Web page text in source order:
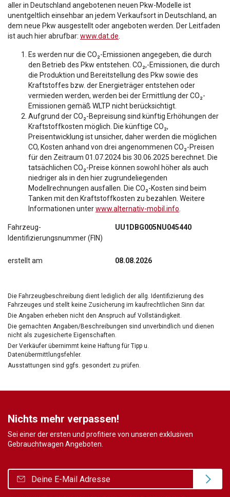
aller in Deutschland angebotenen neuen Pkw-Modelle ist
unentgeltlich einsehbar an jedem Verkaufsort in Deutschland, an
dem neue Pkw ausgestellt oder angeboten werden. Der Leitfaden
ist auch hier abrufbar: www.dat.de.
Es werden nur die CO₂-Emissionen angegeben, die durch
den Betrieb des Pkw entstehen. CO₂,-Emissionen, die durch
die Produktion und Bereitstellung des Pkw sowie des
Kraftstoffes bzw. der Energieträger entstehen oder
vermieden werden, werden bei der Ermittlung der CO₂-
Emissionen gemäß WLTP nicht berücksichtigt.
Aufgrund der CO₂-Bepreisung sind künftig Erhöhungen der
Kraftstoffkosten möglich. Die künftige CO₂,
Preisentwicklung ist unsicher, daher werden die möglichen
CO, Kosten anhand von drei angenommenen CO₂-Preisen
für den Zeitraum 01.07.2024 bis 30.06.2025 berechnet. Die
tatsächlichen CO₂-Preise können sowohl höher als auch
niedriger als in den hier zugrundeliegenden
Modellrechnungen ausfallen. Die CO₂-Kosten sind beim
Tanken mit den Kraftstoffkosten zu bezahlen. Weitere
Informationen unterwww.alternativ-mobil.info.
Fahrzeug-
Identifizierungsnummer (FIN)
UU1DBG005NU045440
erstellt am 08.08.2026
Die Fahrzeugbeschreibung dient lediglich der allg. Identifizierung des
Fahrzeuges und stellt keine Zusicherung im kaufrechtlichen Sinn dar.
Die Angaben erheben nicht den Anspruch auf Vollständigkeit.
Die gemachten Angaben/Beschreibungen sind unverbindlich und dienen
nicht als zugesicherte Eigenschaften.
Der Verkäufer übernimmt keine Haftung für Tipp u.
Datenübermittlungsfehler.
Ausstattungen sind ggfs. gesondert zu prüfen.
Nichts mehr verpassen!
Sei einer der ersten und profitiere von unseren exklusiven
Gebrauchtwagen Angeboten.